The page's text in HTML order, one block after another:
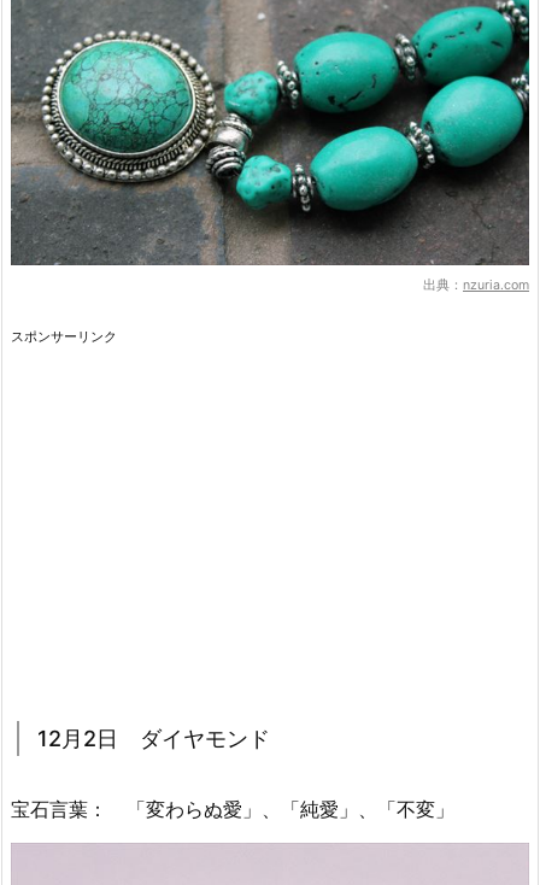
出典： nzuria.com
スポンサーリンク
12月2日 ダイヤモンド
宝石言葉： 「変わらぬ愛」、「純愛」、「不変」